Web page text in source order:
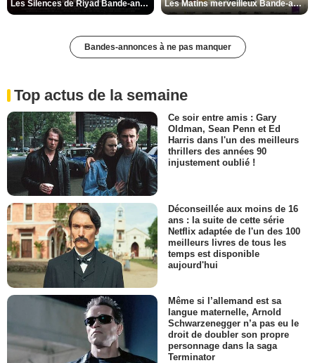
Les Silences de Riyad Bande-annonce VO STFR Les Matins merveilleux Bande-annonce VF
Bandes-annonces à ne pas manquer
Top actus de la semaine
Ce soir entre amis : Gary
Oldman, Sean Penn et Ed
Harris dans l'un des meilleurs
thrillers des années 90
injustement oublié !
Déconseillée aux moins de 16
ans : la suite de cette série
Netflix adaptée de l'un des 100
meilleurs livres de tous les
temps est disponible
aujourd'hui
Même si l’allemand est sa
langue maternelle, Arnold
Schwarzenegger n’a pas eu le
droit de doubler son propre
personnage dans la saga
Terminator